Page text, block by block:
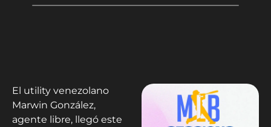
El utility venezolano
Marwin González,
agente libre, llegó este